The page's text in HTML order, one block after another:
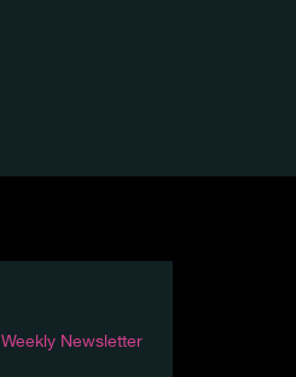
Weekly Newsletter